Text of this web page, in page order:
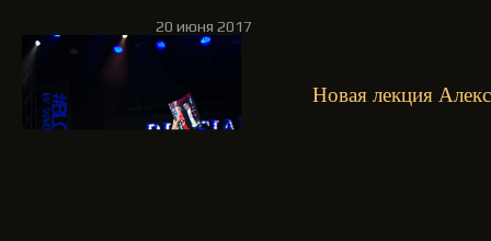
20 июня 2017
Новая лекция